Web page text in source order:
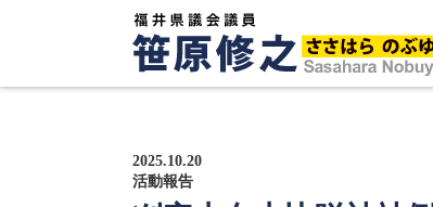
2025.10.20
活動報告